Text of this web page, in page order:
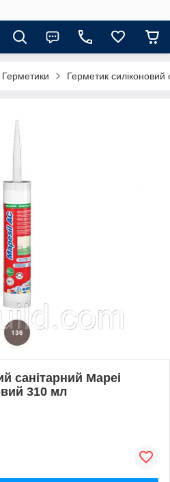
Герметики Герметик
санітарний Mapei
310 мл